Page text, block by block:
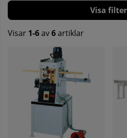
Filtrera
Visar 1-6av6artiklar